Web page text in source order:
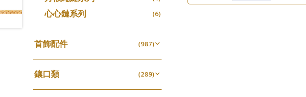
心心鏈系列 (6)
首飾配件 (987)
耳環類配件 (341)
卷迫系列 (13)
螺絲迫系列 (15)
鏈類配件
鑲口類 (289)
四爪頭系列 (20)